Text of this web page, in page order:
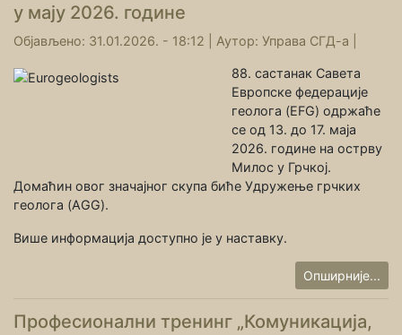
у мају 2026. године
Објављено: 31.01.2026. - 18:12 | Аутор: Управа СГД-а
88. састанак Савета
Европске федерације
геолога (EFG) одржаће
се од 13. до 17. маја
2026. године на острву
Милос у Грчкој.
Домаћин овог значајног скупа биће Удружење грчких
геолога (AGG).
Више информација доступно је у наставку.
Опширније...
Професионални тренинг „Комуникација,